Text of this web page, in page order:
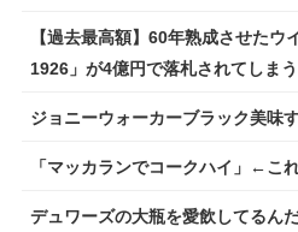
【過去最高額】60年熟成させたウ
1926」が4億円で落札されてしま
ジョニーウォーカーブラック美味
「マッカランでコークハイ」←こ
デュワーズの大瓶を愛飲してるん